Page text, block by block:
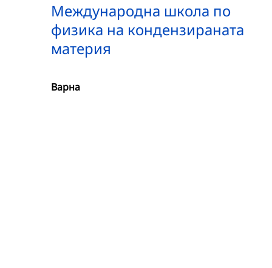
Международна школа по
физика на кондензираната
материя
Варна